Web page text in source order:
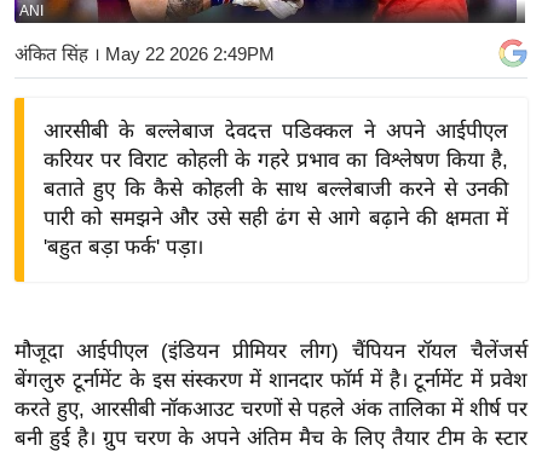
बि
ज़
ने
द्यो
वि
शे
ष
ज्ञ
ANI
अंकित सिंह। May 22 2026 2:49PM
आरसीबी के बल्लेबाज देवदत्त पडिक्कल ने अपने आईपीएल
करियर पर विराट कोहली के गहरे प्रभाव का विश्लेषण किया है,
बताते हुए कि कैसे कोहली के साथ बल्लेबाजी करने से उनकी
पारी को समझने और उसे सही ढंग से आगे बढ़ाने की क्षमता में
'बहुत बड़ा फर्क' पड़ा।
मौजूदा आईपीएल (इंडियन प्रीमियर लीग) चैंपियन रॉयल चैलेंजर्स
बेंगलुरु टूर्नामेंट के इस संस्करण में शानदार फॉर्म में है। टूर्नामेंट में प्रवेश
करते हुए, आरसीबी नॉकआउट चरणों से पहले अंक तालिका में शीर्ष पर
बनी हुई है। ग्रुप चरण के अपने अंतिम मैच के लिए तैयार टीम के स्टार